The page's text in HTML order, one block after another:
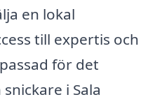
en lokal
till expertis och
för det
i Sala